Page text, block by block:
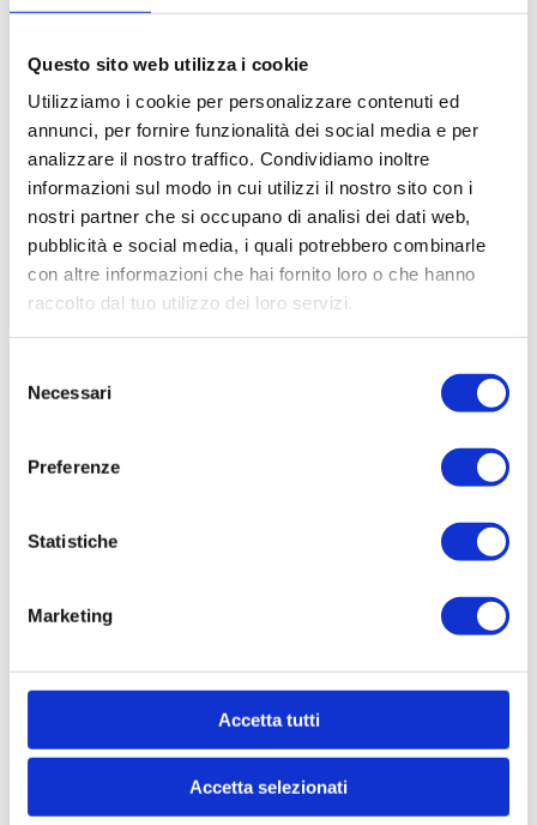
Questo sito web utilizza i cookie
Utilizziamo i cookie per personalizzare contenuti ed
annunci, per fornire funzionalità dei social media e per
analizzare il nostro traffico. Condividiamo inoltre
informazioni sul modo in cui utilizzi il nostro sito con i
nostri partner che si occupano di analisi dei dati web,
pubblicità e social media, i quali potrebbero combinarle
con altre informazioni che hai fornito loro o che hanno
raccolto dal tuo utilizzo dei loro servizi.
delNecessari
Preferenze
Statistiche
Marketing
Accetta tutti
Accetta selezionati
economico, unito alla facilità di
riparazione e alla totale autonomia
energetica; di contro, richiede uno sforzo
fisico considerevole e tempi di
lavorazione più lunghi, risultando poco
pratico per grandi produzioni. I
passapomodoro elettrici, al contrario,
rappresentano la soluzione perfetta per
chi cerca velocità, praticità ed efficienza:
ruotare velocemente la coclea, la
separazione della polpa da bucce e semi
avviene in modo rapido e continuo, senza
alcuno sforzo manuale.
Questi modelli sono indicati per famiglie
molti pomodori, o per chi ama preparare
la potenza del motore, la qualità dei
materiali e la capacità di lavorare
ininterrottamente per ore rendono il
passapomodoro elettrico un alleato
insostituibile durante la giornata della